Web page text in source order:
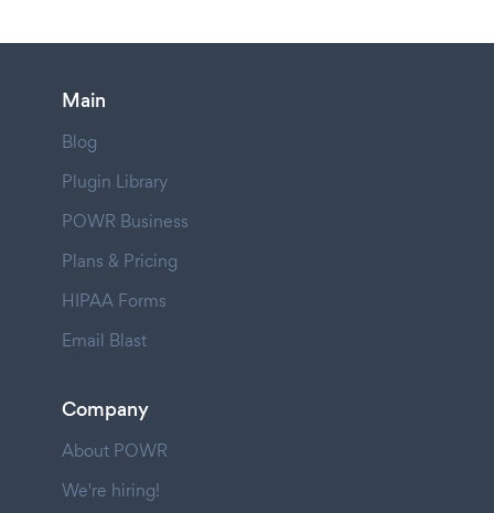
Main
Blog
Plugin Library
POWR Business
Plans & Pricing
HIPAA Forms
Email Blast
Company
About POWR
We're hiring!